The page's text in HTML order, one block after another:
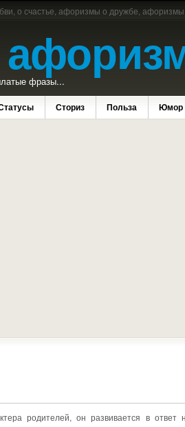
о счастье, афоризмы о дружбе,
фразы...
Сториз Польза Юмор
родителей, он развивается в ответ